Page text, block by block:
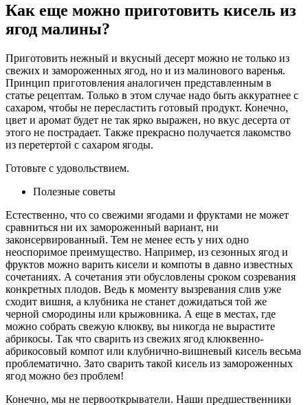
Как еще можно приготовить кисель из
ягод малины?
Приготовить нежный и вкусный десерт можно не только из
свежих и замороженных ягод, но и из малинового варенья.
Принцип приготовления аналогичен представленным в
статье рецептам. Только в этом случае надо быть аккуратнее с
сахаром, чтобы не пересластить готовый продукт. Конечно,
цвет и аромат будет не так ярко выражен, но вкус десерта от
этого не пострадает. Также прекрасно получается лакомство
из перетертой с сахаром ягоды.
Готовьте с удовольствием.
Полезные советы
Естественно, что со свежими ягодами и фруктами не может
сравниться ни их замороженный вариант, ни
законсервированный. Тем не менее есть у них одно
неоспоримое преимущество. Например, из сезонных ягод и
фруктов можно варить кисели и компоты в давно известных
сочетаниях. А сочетания эти обусловлены сроком созревания
конкретных плодов. Ведь к моменту вызревания слив уже
сходит вишня, а клубника не станет дожидаться той же
черной смородины или крыжовника. А еще в местах, где
можно собрать свежую клюкву, вы никогда не вырастите
абрикосы. Так что сварить из свежих ягод клюквенно-
абрикосовый компот или клубнично-вишневый кисель весьма
проблематично. Зато сварить такой кисель из замороженных
ягод можно без проблем!
Конечно, мы не первооткрыватели. Наши предшественники